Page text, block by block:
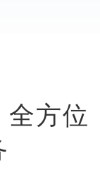
方位